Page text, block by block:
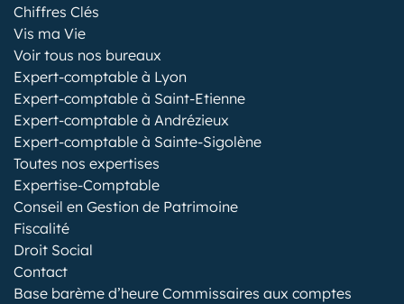
Chiffres Clés
Vis ma Vie
Voir tous nos bureaux
Expert-comptable à Lyon
Expert-comptable à Saint-Etienne
Expert-comptable à Andrézieux
Expert-comptable à Sainte-Sigolène
Toutes nos expertises
Expertise-Comptable
Conseil en Gestion de Patrimoine
Fiscalité
Droit Social
Contact
Base barème d’heure Commissaires aux comptes